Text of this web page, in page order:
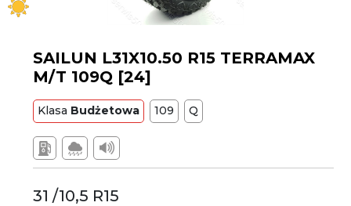
SAILUN L31X10.50 R15 TERRAMAX
M/T 109Q [24]
Klasa Budżetowa 109 Q
31 /10,5 R15